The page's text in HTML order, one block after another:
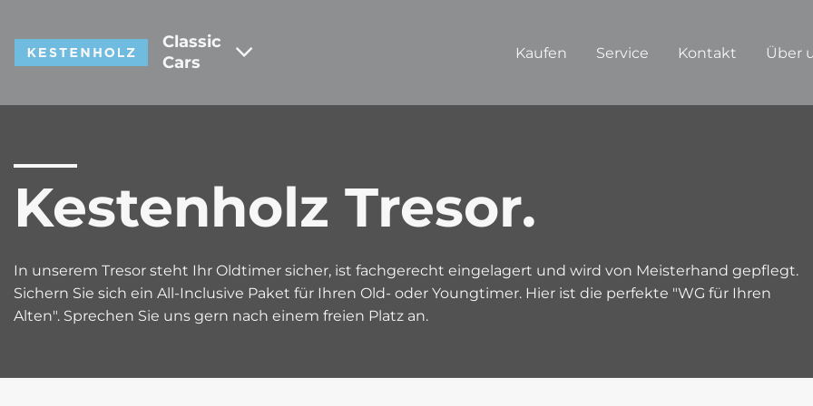
Classic
Cars
Kaufen Service Kontakt Über
Kestenholz Tresor.
In unserem Tresor steht Ihr Oldtimer sicher, ist fachgerecht eingelagert und wird von Meisterhand gepflegt.
Sichern Sie sich ein All-Inclusive Paket für Ihren Old- oder Youngtimer. Hier ist die perfekte "WG für Ihren
Alten". Sprechen Sie uns gern nach einem freien Platz an.